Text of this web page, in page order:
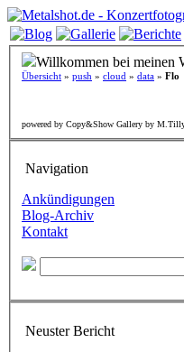
Willkommen bei meinen
Übersicht » push » cloud » data » Flo
powered by Copy&Show Gallery by
Navigation
Ankündigungen
Blog-Archiv
Kontakt
Neuster Bericht